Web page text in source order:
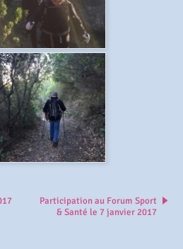
Participation au Forum Sport
& Santé le 7 janvier 2017